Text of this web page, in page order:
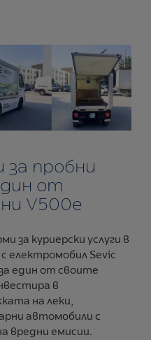
за пробни
от
V500e
за куриерски услуги в
електромобил Sevic
един от своите
в
на леки,
автомобили с
вредни емисии.